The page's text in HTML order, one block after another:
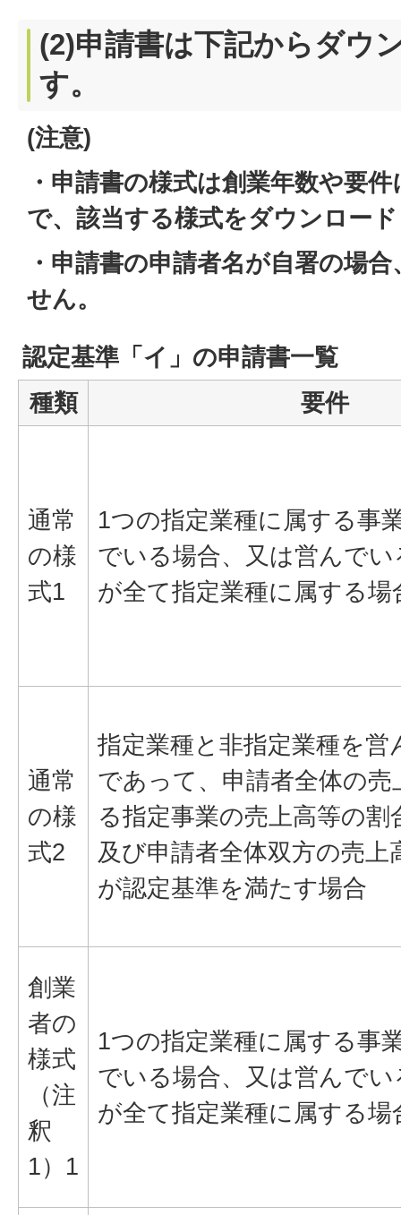
(2)申請書は下記からダウ
す。
(注意)
・申請書の様式は創業年数や要
で、該当する様式をダウンロー
・申請書の申請者名が自署の場
せん。
認定基準「イ」の申請書一覧
種類
要件
通常
の様
式1
1つの指定業種に属する事
でいる場合、又は営んで
が全て指定業種に属する場
通常
の様
式2
指定業種と非指定業種を営
であって、申請者全体の売
る指定事業の売上高等の割
及び申請者全体双方の売上
が認定基準を満たす場合
創業
者の
様式
（注
釈
1）1
1つの指定業種に属する事
でいる場合、又は営んで
が全て指定業種に属する場